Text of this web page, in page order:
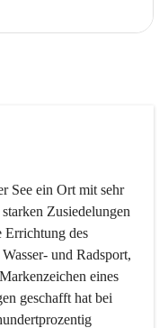
See ein Ort mit sehr
Zusiedelungen
Errichtung des
und Radsport,
eines
geschafft hat bei